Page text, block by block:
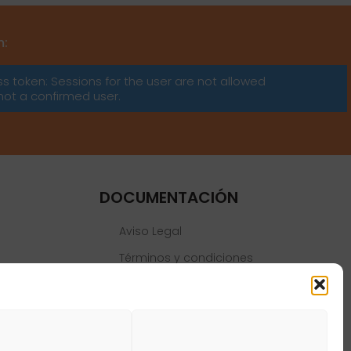
token: Sessions for the user are not allowed
a confirmed user.
DOCUMENTACIÓN
Aviso Legal
Términos y condiciones